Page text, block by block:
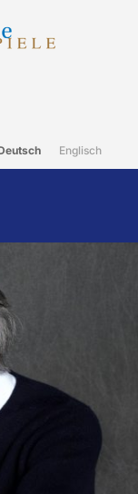
Englisch